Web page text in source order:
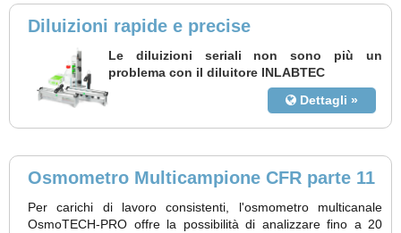
Diluizioni rapide e precise
Le diluizioni seriali non sono più un
problema con il diluitore INLABTEC
Dettagli »
Osmometro Multicampione CFR parte 11
Per carichi di lavoro consistenti, l'osmometro multicanale
OsmoTECH-PRO offre la possibilità di analizzare fino a 20